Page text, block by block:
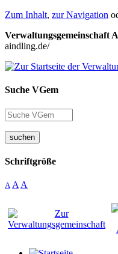
Zum Inhalt, zur Navigation
Verwaltungsgemeinschaft
aindling.de/
Suche VGem
suchen
Schriftgröße
A A A